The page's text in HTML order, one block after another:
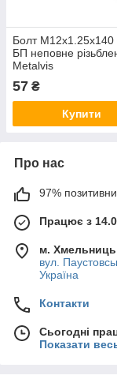
Болт М12х1.25х140
БП неповне
Metalvis
57 ₴
Купити
Про нас
97%
Працює з
м.
вул.
Україна
Контакти
Сьогодні
Показати